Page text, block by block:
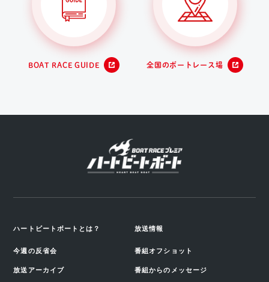
BOAT RACE GUIDE 全国のボートレース場
ハートビートボートとは？ 放送情報
今週の反省会 番組オフショット
放送アーカイブ 番組からのメッセージ